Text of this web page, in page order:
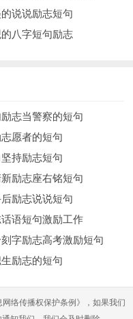
说说励志短句
八字短句励志
志当警察的短句
愿者的短句
持励志短句
励志座右铭短句
励志说说短句
语短句激励工作
字励志高考激励短句
励志的短句
络传播权保护条例》，如果我们